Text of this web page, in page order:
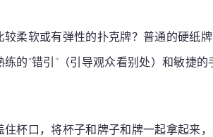
柔软或有弹性的扑克牌？普通的硬纸牌
的“错引”（引导观众看别处）和敏捷
住杯口，将杯子和牌子和牌一起拿起来